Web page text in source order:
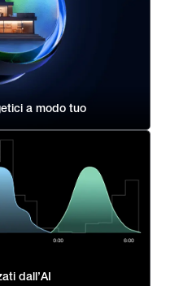
a modo tuo
dall’AI